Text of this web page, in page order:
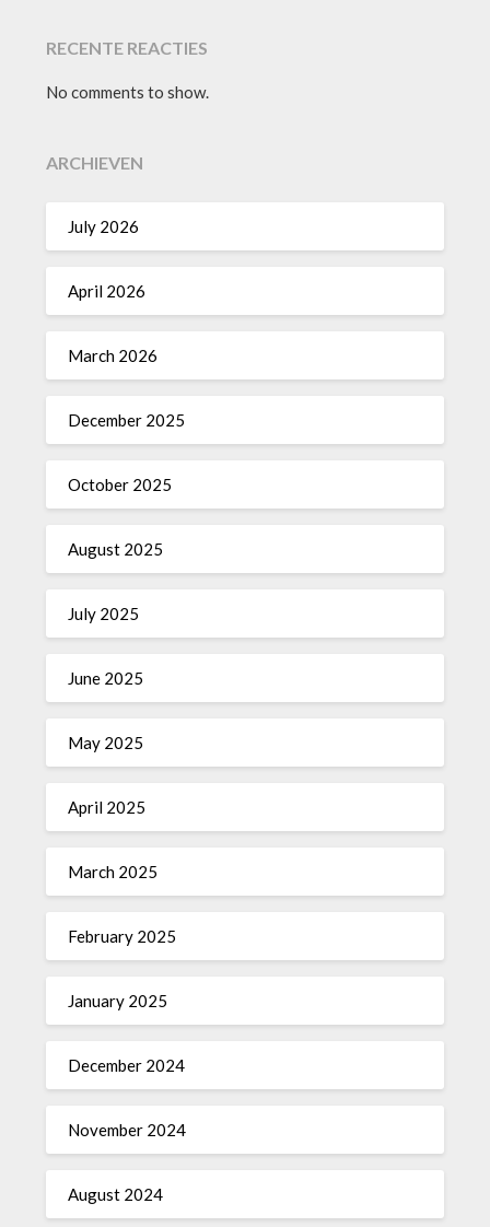
RECENTE REACTIES
No comments to show.
ARCHIEVEN
July 2026
April 2026
March 2026
December 2025
October 2025
August 2025
July 2025
June 2025
May 2025
April 2025
March 2025
February 2025
January 2025
December 2024
November 2024
August 2024